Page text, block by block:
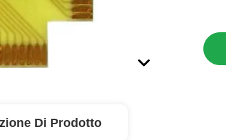
Di Prodotto